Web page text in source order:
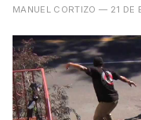
MANUEL CORTIZO — 21 DE